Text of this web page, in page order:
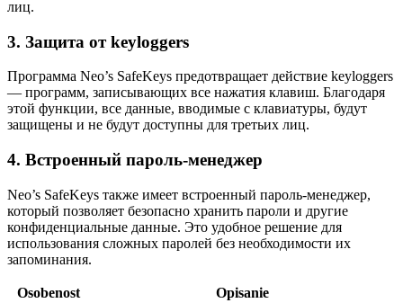
лиц.
3. Защита от keyloggers
Программа Neo’s SafeKeys предотвращает действие keyloggers
— программ, записывающих все нажатия клавиш. Благодаря
этой функции, все данные, вводимые с клавиатуры, будут
защищены и не будут доступны для третьих лиц.
4. Встроенный пароль-менеджер
Neo’s SafeKeys также имеет встроенный пароль-менеджер,
который позволяет безопасно хранить пароли и другие
конфиденциальные данные. Это удобное решение для
использования сложных паролей без необходимости их
запоминания.
Osobenost Opisanie